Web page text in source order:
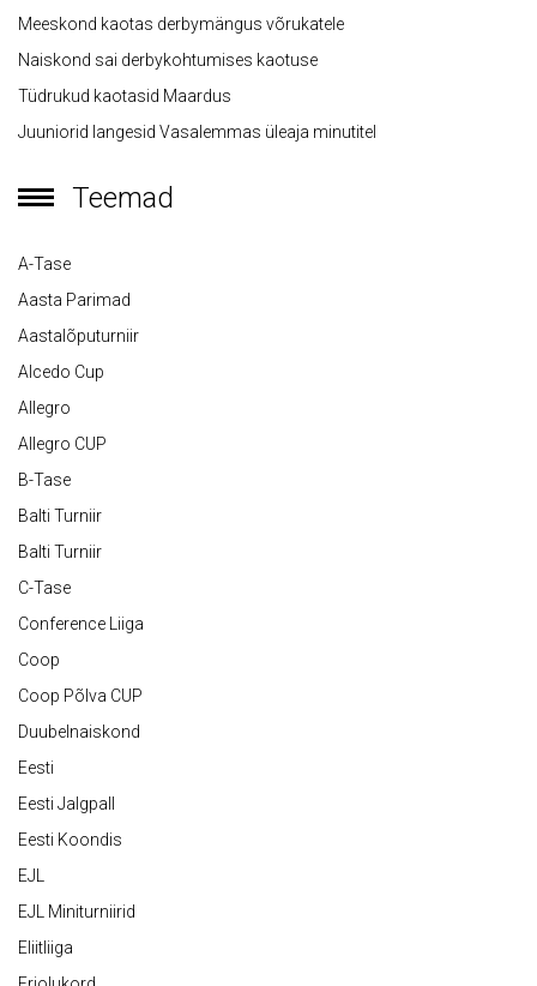
Meeskond kaotas derbymängus võrukatele
Naiskond sai derbykohtumises kaotuse
Tüdrukud kaotasid Maardus
Juuniorid langesid Vasalemmas üleaja minutitel
Teemad
A-Tase
Aasta Parimad
Aastalõputurniir
Alcedo Cup
Allegro
Allegro CUP
B-Tase
Balti Turniir
Balti Turniir
C-Tase
Conference Liiga
Coop
Coop Põlva CUP
Duubelnaiskond
Eesti
Eesti Jalgpall
Eesti Koondis
EJL
EJL Miniturniirid
Eliitliiga